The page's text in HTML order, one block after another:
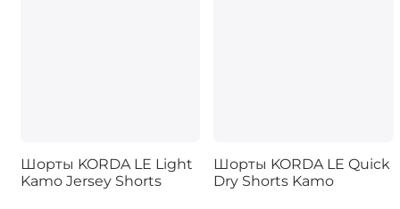
Шорты KORDA LE Light
Kamo Jersey Shorts
Шорты KORDA LE Quick
Dry Shorts Kamo